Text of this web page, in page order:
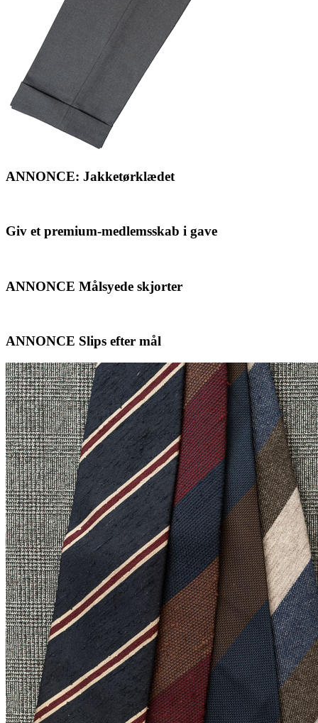
ANNONCE: Jakketørklædet
Giv et premium-medlemsskab i gave
ANNONCE Målsyede skjorter
ANNONCE Slips efter mål